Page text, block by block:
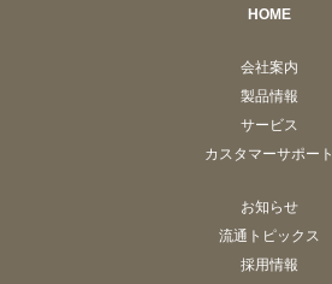
HOME
会社案内
製品情報
サービス
カスタマーサポート
お知らせ
流通トピックス
採用情報